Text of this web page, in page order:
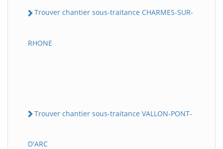
Trouver chantier sous-traitance CHARMES-SUR-
RHONE
Trouver chantier sous-traitance VALLON-PONT-
D'ARC